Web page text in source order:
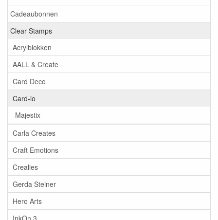
Cadeaubonnen
Clear Stamps
Acrylblokken
AALL & Create
Card Deco
Card-io
Majestix
Carla Creates
Craft Emotions
Crealies
Gerda Steiner
Hero Arts
InkOn 3